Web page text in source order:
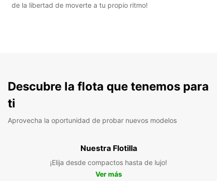
de la libertad de moverte a tu propio ritmo!
Descubre la flota que tenemos para
ti
Aprovecha la oportunidad de probar nuevos modelos
Nuestra Flotilla
¡Elija desde compactos hasta de lujo!
Ver más